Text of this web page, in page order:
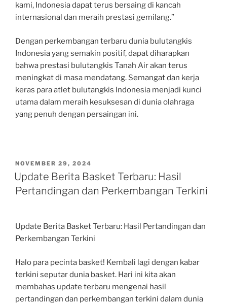
kami, Indonesia dapat terus bersaing di kancah
internasional dan meraih prestasi gemilang.”
Dengan perkembangan terbaru dunia bulutangkis
Indonesia yang semakin positif, dapat diharapkan
bahwa prestasi bulutangkis Tanah Air akan terus
meningkat di masa mendatang. Semangat dan kerja
keras para atlet bulutangkis Indonesia menjadi kunci
utama dalam meraih kesuksesan di dunia olahraga
yang penuh dengan persaingan ini.
POSTED
ON
NOVEMBER 29, 2024
Update Berita Basket Terbaru: Hasil
Pertandingan dan Perkembangan Terkini
Update Berita Basket Terbaru: Hasil Pertandingan dan
Perkembangan Terkini
Halo para pecinta basket! Kembali lagi dengan kabar
terkini seputar dunia basket. Hari ini kita akan
membahas update terbaru mengenai hasil
pertandingan dan perkembangan terkini dalam dunia